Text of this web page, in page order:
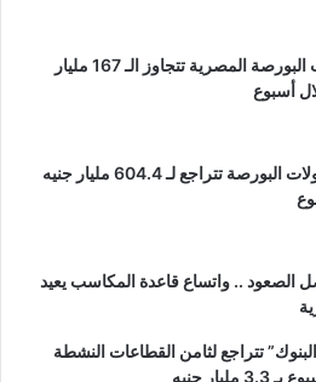
مكاسب البورصة المصرية تتجاوز الـ 167 مليار
أسبوع
قيم تداولات البورصة تتراجع لـ 604.4 مليار جنيه
الصعود .. واتساع قاعدة المكاسب يعيد
تتراجع لثامن القطاعات النشطة
مليار جنيه